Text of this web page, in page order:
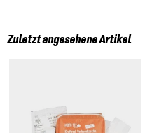
Zuletzt angesehene Artikel